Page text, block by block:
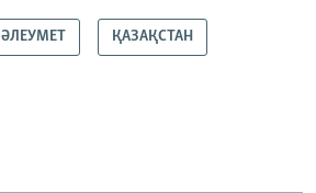
ӘЛЕУМЕТ ҚАЗАҚСТАН